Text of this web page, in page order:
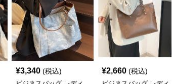
¥3,340 (税込) ¥2,660 (税込)